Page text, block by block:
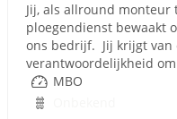
Jij, als allround
ploegendienst bewaakt
ons bedrijf. Jij krijgt van
verantwoordelijkheid
MBO